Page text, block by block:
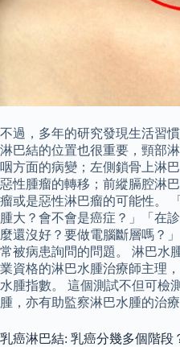
不過，多年的研究發現生活習
淋巴結的位置也很重要，頸部
咽方面的病變；左側鎖骨上淋
惡性腫瘤的轉移；前縱膈腔淋
瘤或是惡性淋巴瘤的可能性。
腫大？會不會是癌症？」「在
麼還沒好？要做電腦斷層嗎？
常被病患詢問的問題。 淋巴水
業資格的淋巴水腫治療師主理
水腫指數。 這個測試不但可檢
腫，亦有助監察淋巴水腫的治療
乳癌淋巴結: 乳癌分幾多個階段